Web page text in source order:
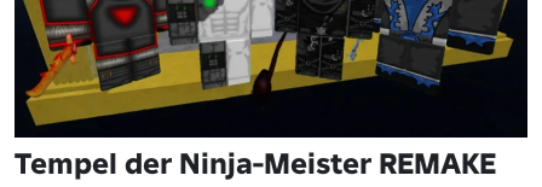
Tempel der Ninja-Meister REMAKE